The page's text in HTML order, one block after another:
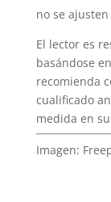
no se
El lector es
basándose
recomienda
cualificado
medida en
Imagen: